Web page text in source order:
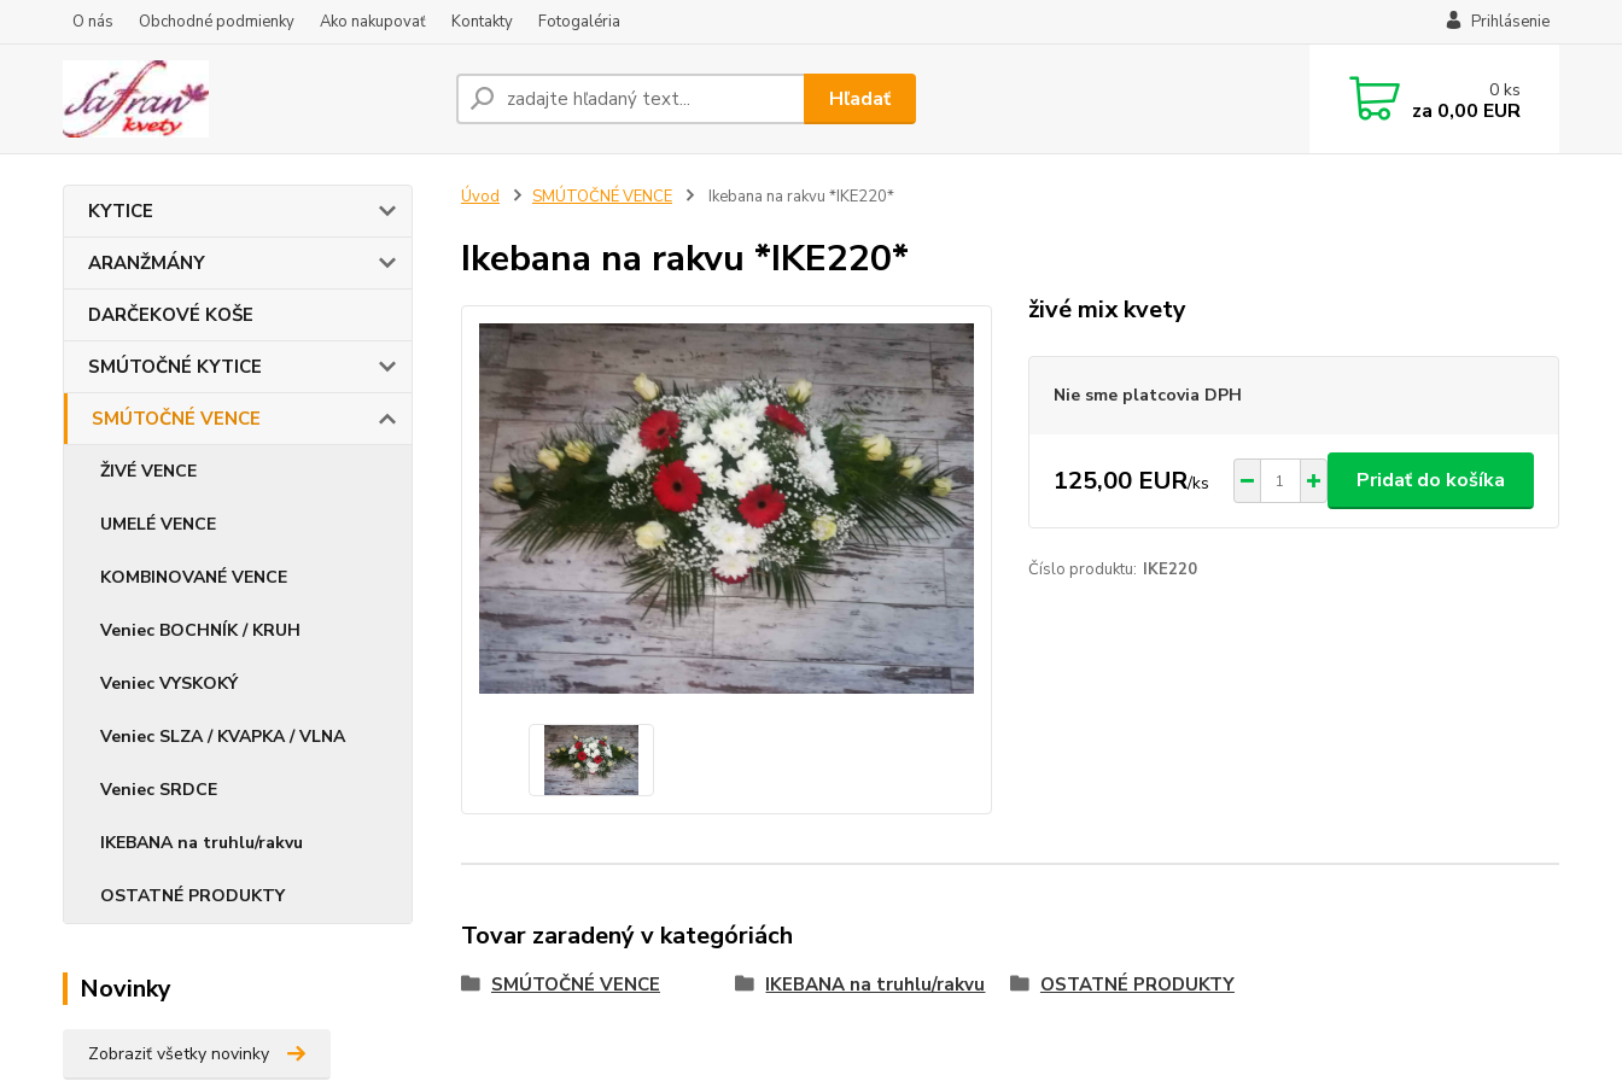
O nás Obchodné podmienky Ako nakupovať Kontakty Fotogaléria Prihlásenie
Hľadať 0 ks
za 0,00 EUR
KYTICE
ARANŽMÁNY
DARČEKOVÉ KOŠE
SMÚTOČNÉ KYTICE
SMÚTOČNÉ VENCE
ŽIVÉ VENCE
UMELÉ VENCE
KOMBINOVANÉ VENCE
Veniec BOCHNÍK / KRUH
Veniec VYSKOKÝ
Veniec SLZA / KVAPKA / VLNA
Veniec SRDCE
IKEBANA na truhlu/rakvu
OSTATNÉ PRODUKTY
Novinky
Zobraziť všetky novinky
Úvod SMÚTOČNÉ VENCE Ikebana na rakvu *IKE220*
Ikebana na rakvu *IKE220*
živé mix kvety
Nie sme platcovia DPH
125,00 EUR/ks Pridať do košíka
Číslo produktu: IKE220
Tovar zaradený v kategóriách
SMÚTOČNÉ VENCE IKEBANA na truhlu/rakvu OSTATNÉ PRODUKTY